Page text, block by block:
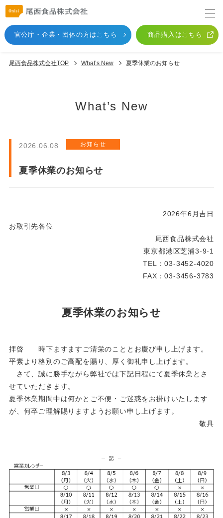
官公庁・企業・団体の方はこちら 商品購入はこちら
尾西食品株式会社TOP What’s New 夏季休業のお知らせ
What’s New
2026.06.08 お知らせ
夏季休業のお知らせ
2026年6月吉日
お取引先各位
尾西食品株式会社
東京都港区芝浦3-9-1
TEL：03-3452-4020
FAX：03-3456-3783
夏季休業のお知らせ
拝啓 時下ますますご清栄のこととお慶び申し上げます。
平素より格別のご高配を賜り、厚く御礼申し上げます。
さて、誠に勝手ながら弊社では下記日程にて夏季休業とさ
せていただきます。
夏季休業期間中は何かとご不便・ご迷惑をお掛けいたします
が、何卒ご理解賜りますようお願い申し上げます。
敬具